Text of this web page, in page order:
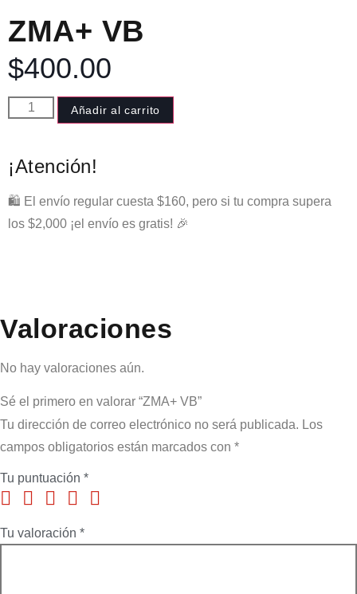
ZMA+ VB
$400.00
Añadir al carrito
¡Atención!
🛍️ El envío regular cuesta $160, pero si tu compra supera
los $2,000 ¡el envío es gratis! 🎉
Valoraciones
No hay valoraciones aún.
Sé el primero en valorar “ZMA+ VB”
Tu dirección de correo electrónico no será publicada. Los
campos obligatorios están marcados con *
Tu puntuación *
Tu valoración *